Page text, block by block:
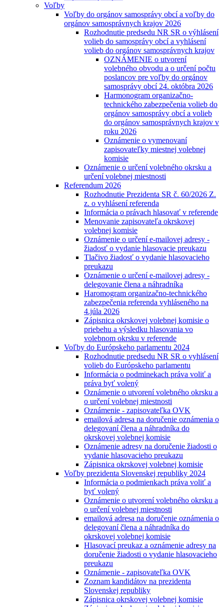
Voľby
Voľby do orgánov samosprávy obcí a voľby do
orgánov samosprávnych krajov 2026
Rozhodnutie predsedu NR SR o výhlásení
volieb do samosprávy obcí a vyhlásení
volieb do orgánov samosprávnych krajov
OZNÁMENIE o utvorení
volebného obvodu a o určení počtu
poslancov pre voľby do orgánov
samosprávy obcí 24. októbra 2026
Harmonogram organizačno-
technického zabezpečenia volieb do
orgánov samosprávy obcí a volieb
do orgánov samosprávnych krajov v
roku 2026
Oznámenie o vymenovaní
zapisovateľky miestnej volebnej
komisie
Oznámenie o určení volebného okrsku a
určení volebnej miestnosti
Referendum 2026
Rozhodnutie Prezidenta SR č. 60/2026 Z.
z. o vyhlásení referenda
Informácia o právach hlasovať v referende
Menovanie zapisovateľa okrskovej
volebnej komisie
Oznámenie o určení e-mailovej adresy -
žiadosť o vydanie hlasovacie preukazu
Tlačivo žiadosť o vydanie hlasovacieho
preukazu
Oznámenie o určení e-mailovej adresy -
delegovanie člena a náhradníka
Haromogram organizačno-technického
zabezpečenia referenda vyhláseného na
4.júla 2026
Zápisnica okrskovej volebnej komisie o
priebehu a výsledku hlasovania vo
volebnom okrsku v referende
Voľby do Európskeho parlamentu 2024
Rozhodnutie predsedu NR SR o vyhlásení
volieb do Európskeho parlamentu
Informácia o podminekach práva voliť a
práva byť volený
Oznámenie o utvorení volebného okrsku a
o určení volebnej miestnosti
Oznámenie - zapisovateľka OVK
emailová adresa na doručenie oznámenia o
delegovaní člena a náhradníka do
okrskovej volebnej komisie
Oznámenie adresy na doručenie žiadosti o
vydanie hlasovacieho preukazu
Zápisnica okrskovej volebnej komisie
Voľby prezidenta Slovenskej republiky 2024
Informácia o podmienkach práva voliť a
byť volený
Oznámenie o utvorení volebného okrsku a
o určení volebnej miestnosti
emailová adresa na doručenie oznámenia o
delegovaní člena a náhradníka do
okrskovej volebnej komisie
Hlasovací preukaz a oznámenie adresy na
doručenie žiadosti o vydanie hlasovacieho
preukazu
Oznámenie - zapisovateľka OVK
Zoznam kandidátov na prezidenta
Slovenskej republiky
Zápisnica okrskovej volebnej komisie